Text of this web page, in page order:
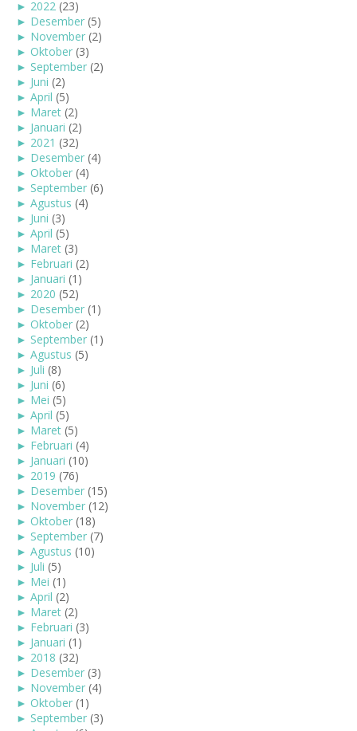
► 2022 (23)
► Desember (5)
► November (2)
► Oktober (3)
► September (2)
► Juni (2)
► April (5)
► Maret (2)
► Januari (2)
► 2021 (32)
► Desember (4)
► Oktober (4)
► September (6)
► Agustus (4)
► Juni (3)
► April (5)
► Maret (3)
► Februari (2)
► Januari (1)
► 2020 (52)
► Desember (1)
► Oktober (2)
► September (1)
► Agustus (5)
► Juli (8)
► Juni (6)
► Mei (5)
► April (5)
► Maret (5)
► Februari (4)
► Januari (10)
► 2019 (76)
► Desember (15)
► November (12)
► Oktober (18)
► September (7)
► Agustus (10)
► Juli (5)
► Mei (1)
► April (2)
► Maret (2)
► Februari (3)
► Januari (1)
► 2018 (32)
► Desember (3)
► November (4)
► Oktober (1)
► September (3)